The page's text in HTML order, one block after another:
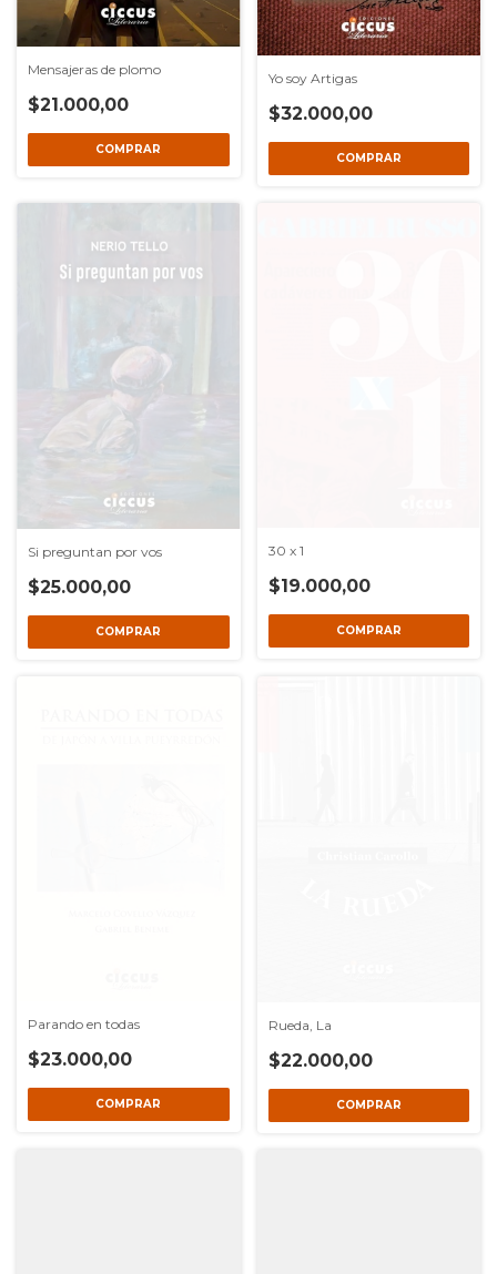
Mensajeras de plomo
$21.000,00
Yo soy Artigas
$32.000,00
Si preguntan por vos
$25.000,00
30 x 1
$19.000,00
Parando en todas
$23.000,00
Rueda, La
$22.000,00